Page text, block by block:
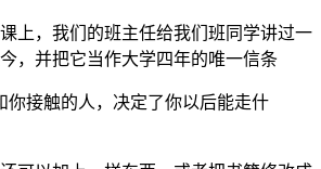
上，我们的班主任给我们班同学讲过一
，并把它当作大学四年的唯一信条
你接触的人，决定了你以后能走什